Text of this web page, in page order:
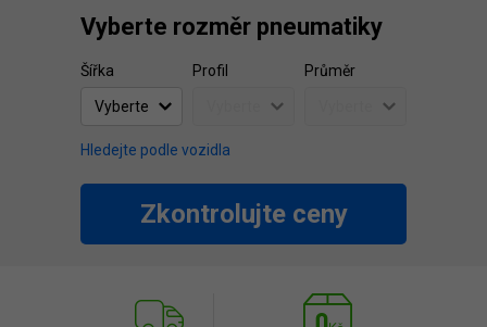
Vyberte rozměr pneumatiky
Šířka Profil Průměr
Hledejte podle vozidla
Zkontrolujte ceny